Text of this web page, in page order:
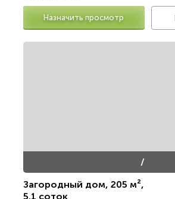
Назначить просмотр
/
Загородный дом, 205 м²,
5.1 соток